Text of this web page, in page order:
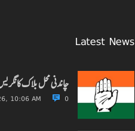
Latest News
چاندنی محل بلاک کانگریس
10:06 AM 0